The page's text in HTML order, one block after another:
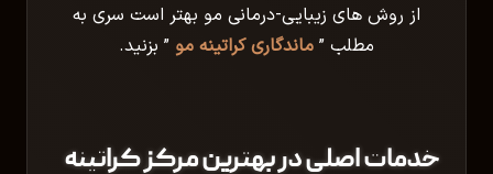
از روش های زیبایی-درمانی مو بهتر است سری به
مطلب ” ماندگاری کراتینه مو ” بزنید.
خدمات اصلی در بهترین مرکز کراتینه